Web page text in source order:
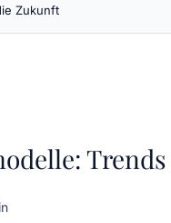
Zukunft